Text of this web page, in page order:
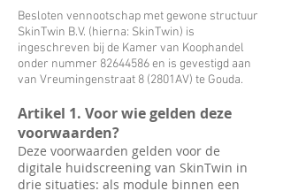
Besloten vennootschap met gewone structuur
SkinTwin B.V. (hierna: SkinTwin) is
ingeschreven bij de Kamer van Koophandel
onder nummer 82644586 en is gevestigd aan
van Vreumingenstraat 8 (2801AV) te Gouda.
Artikel 1. Voor wie gelden deze
voorwaarden?
Deze voorwaarden gelden voor de
digitale huidscreening van SkinTwin in
drie situaties: als module binnen een